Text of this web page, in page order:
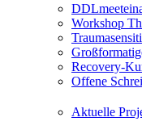
Workshop
Recovery-
Offene
Aktuelle